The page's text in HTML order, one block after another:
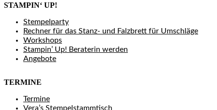
STAMPIN‘ UP!
Stempelparty
Rechner für das Stanz- und Falzbrett für Umschläge
Workshops
Stampin’ Up! Beraterin werden
Angebote
TERMINE
Termine
Vera’s Stempelstammtisch